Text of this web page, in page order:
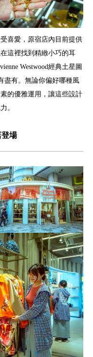
喜愛，原宿店內目前提供
這裡找到精緻小巧的耳
Westwood經典土星圖
盡有。無論你偏好哪種風
的優雅運用，讓這些設計
。
場